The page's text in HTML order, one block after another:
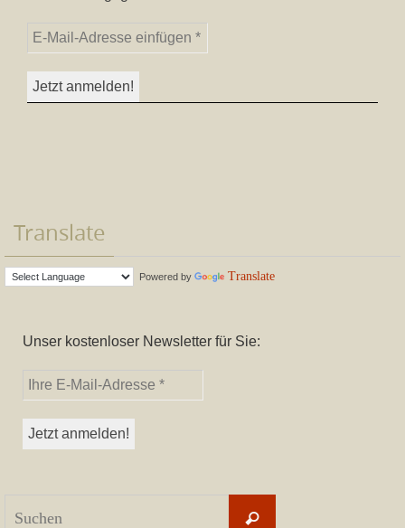
Translate
Powered by Translate
Unser kostenloser Newsletter für Sie:
Suchen